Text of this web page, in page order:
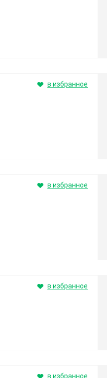
в избранное
в избранное
в избранное
в избранное